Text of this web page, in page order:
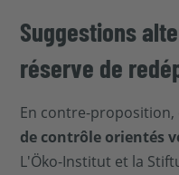
Suggestions
réserve de
En contre-proposition,
de contrôle orientés
L'Öko-Institut et la